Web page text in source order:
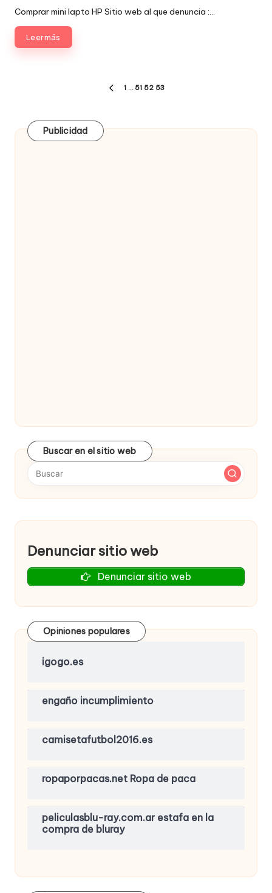
Comprar mini lapto HP Sitio web al que denuncia :…
Leer más
Paginación
entradas
PÁGINA
1 … 51 52 53
Publicidad
Buscar en el sitio web
Denunciar sitio web
Denunciar sitio web
Opiniones populares
igogo.es
engaño incumplimiento
camisetafutbol2016.es
ropaporpacas.net Ropa de paca
peliculasblu-ray.com.ar estafa en la
compra de bluray